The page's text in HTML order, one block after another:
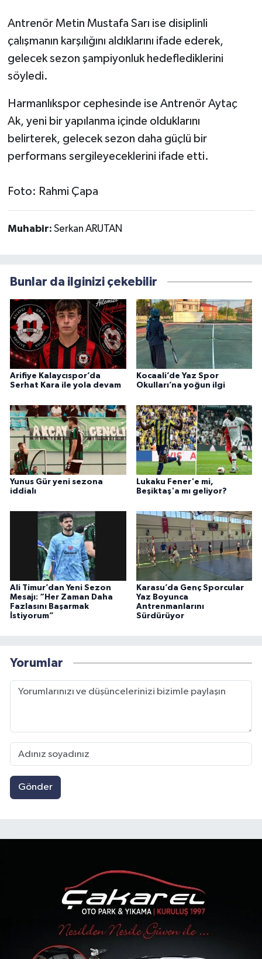
Antrenör Metin Mustafa Sarı ise disiplinli
çalışmanın karşılığını aldıklarını ifade ederek,
gelecek sezon şampiyonluk hedeflediklerini
söyledi.
Harmanlıkspor cephesinde ise Antrenör Aytaç
Ak, yeni bir yapılanma içinde olduklarını
belirterek, gelecek sezon daha güçlü bir
performans sergileyeceklerini ifade etti.
Foto: Rahmi Çapa
Muhabir: Serkan ARUTAN
Bunlar da ilginizi çekebilir
Arifiye Kalaycıspor’da
Serhat Kara ile yola devam
Kocaali’de Yaz Spor
Okulları’na yoğun ilgi
Yunus Gür yeni sezona
iddialı
Lukaku Fener'e mi,
Beşiktaş'a mı geliyor?
Ali Timur’dan Yeni Sezon
Mesajı: “Her Zaman Daha
Fazlasını Başarmak
İstiyorum”
Karasu’da Genç Sporcular
Yaz Boyunca
Antrenmanlarını
Sürdürüyor
Yorumlar
Gönder